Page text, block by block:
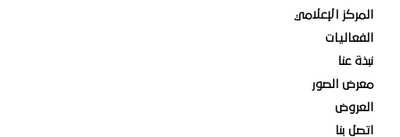
المركز الإعلامي
الفعاليات
نبذة عنا
معرض الصور
العروض
اتصل بنا